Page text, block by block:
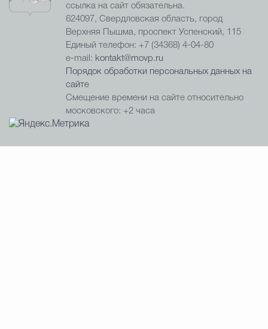
ссылка на сайт обязательна.
624097, Свердловская область, город
Верхняя Пышма, проспект Успенский, 115
Единый телефон: +7 (34368) 4-04-80
e-mail: kontakt@movp.ru
Порядок обработки персональных данных на
сайте
Смещение времени на сайте относительно
московского: +2 часа